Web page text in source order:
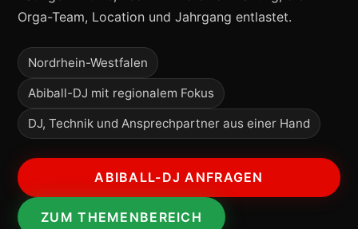
Orga-Team, Location und Jahrgang entlastet.
Nordrhein-Westfalen
Abiball-DJ mit regionalem Fokus
DJ, Technik und Ansprechpartner aus einer Hand
ABIBALL-DJ ANFRAGEN
ZUM THEMENBEREICH